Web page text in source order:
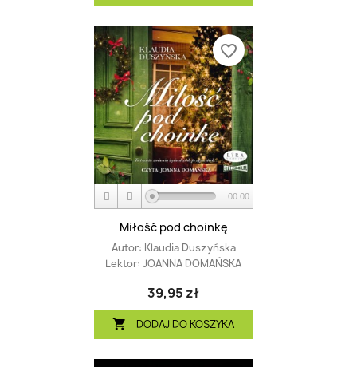
00:00
Miłość pod choinkę
Autor: Klaudia Duszyńska
Lektor: JOANNA DOMAŃSKA
39,95 zł
 DODAJ DO KOSZYKA
favorite_border